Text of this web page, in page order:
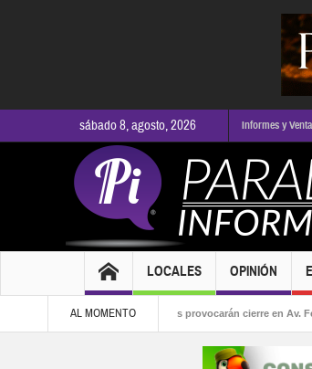
sábado 8, agosto, 2026 Informes y
LOCALES OPINIÓN
AL MOMENTO
Obras viales provocarán cierre en Av.